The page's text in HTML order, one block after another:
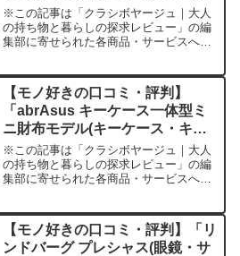
感想
※この記事は「クラシボヤージュ｜大人
の持ち物と暮らしの探求レビュー」の編
集部に寄せられた各商品・サービスへの
着いたトムフォードTF5918をレビューア
イウェア選び、困っ...
【モノ好きの口コミ・評判】
「abrAsus キーケース一体型ミ
ニ財布モデル(キーケース・キー
オーガナイザー)」を実際に使っ
てみた正直感想
※この記事は「クラシボヤージュ｜大人
の持ち物と暮らしの探求レビュー」の編
集部に寄せられた各商品・サービスへの
バッグ問題に一石を投じるアイテム「必
要なものだけで暮らしたい...
【モノ好きの口コミ・評判】「リ
ンドバーグ プレシャス(眼鏡・サ